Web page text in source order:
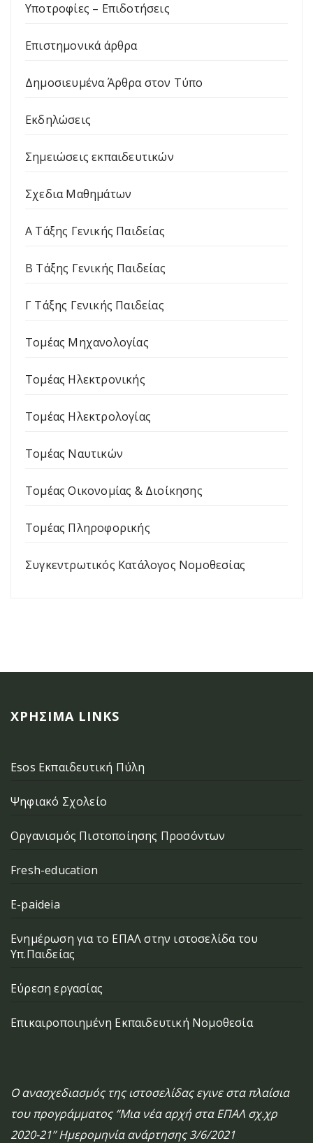
Υποτροφίες – Επιδοτήσεις
Επιστημονικά άρθρα
Δημοσιευμένα Άρθρα στον Τύπο
Εκδηλώσεις
Σημειώσεις εκπαιδευτικών
Σχεδια Μαθημάτων
Α Τάξης Γενικής Παιδείας
Β Τάξης Γενικής Παιδείας
Γ Τάξης Γενικής Παιδείας
Τομέας Μηχανολογίας
Τομέας Ηλεκτρονικής
Τομέας Ηλεκτρολογίας
Τομέας Ναυτικών
Τομέας Οικονομίας & Διοίκησης
Τομέας Πληροφορικής
Συγκεντρωτικός Κατάλογος Νομοθεσίας
ΧΡΉΣΙΜΑ LINKS
Esos Εκπαιδευτική Πύλη
Ψηφιακό Σχολείο
Οργανισμός Πιστοποίησης Προσόντων
Fresh-education
E-paideia
Ενημέρωση για το ΕΠΑΛ στην ιστοσελίδα του
Υπ.Παιδείας
Εύρεση εργασίας
Επικαιροποιημένη Εκπαιδευτική Νομοθεσία
Ο ανασχεδιασμός της ιστοσελίδας εγινε στα πλαίσια
του προγράμματος “Μια νέα αρχή στα ΕΠΑΛ σχ.χρ
2020-21” Ημερομηνία ανάρτησης 3/6/2021